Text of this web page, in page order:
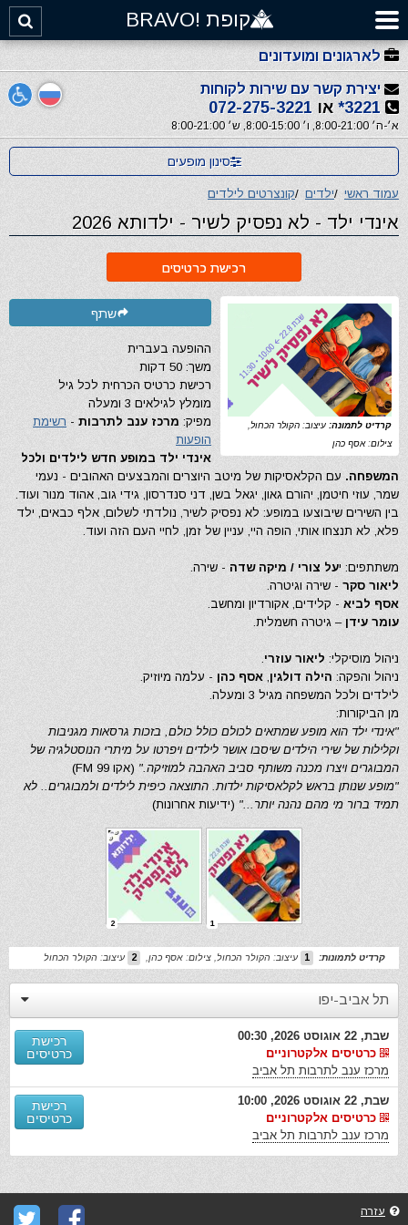
קופת !BRAVO
לארגונים ומועדונים
יצירת קשר עם שירות לקוחות
3221* או 072-275-3221
א׳-ה׳ 8:00-21:00, ו׳ 8:00-15:00, ש׳ 8:00-21:00
סינון מופעים
עמוד ראשי /ילדים /קונצרטים לילדים
אינדי ילד - לא נפסיק לשיר - ילדותא 2026
רכישת כרטיסים
קרדיט לתמונה: עיצוב: הקולר הכחול,
צילום: אסף כהן
שתף
ההופעה בעברית
משך: 50 דקות
רכישת כרטיס הכרחית לכל גיל
מומלץ לגילאים 3 ומעלה
מפיק: מרכז ענב לתרבות - רשימת
הופעות
אינדי ילד במופע חדש לילדים ולכל
המשפחה. עם הקלאסיקות של מיטב היוצרים והמבצעים האהובים - נעמי
שמר, עוזי חיטמן, יהורם גאון, יגאל בשן, דני סנדרסון, גידי גוב, אהוד מנור ועוד.
בין השירים שיבוצעו במופע: לא נפסיק לשיר, נולדתי לשלום, אלף כבאים, ילד
פלא, לא תנצחו אותי, הופה היי, עניין של זמן, לחיי העם הזה ועוד.
משתתפים: יעל צורי / מיקה שדה - שירה.
ליאור סקר - שירה וגיטרה.
אסף לביא - קלידים, אקורדיון ומחשב.
עומר עידן – גיטרה חשמלית.
ניהול מוסיקלי: ליאור עוזרי
ניהול והפקה: הילה דולגין אסף כהן - עלמה מיוזיק.
לילדים ולכל המשפחה מגיל 3 ומעלה.
מן הביקורות:
"אינדי ילד הוא מופע שמתאים לכולם כולל כולם, בזכות גרסאות מגניבות
וקלילות של שירי הילדים שיסבו אושר לילדים ויפרטו על מיתרי הנוסטלגיה של
המבוגרים ויצרו מכנה משותף סביב האהבה למוזיקה." (אקו 99 FM)
"מופע שנותן בראש לקלאסיקות ילדות. התוצאה כיפית לילדים ולמבוגרים.. לא
תמיד ברור מי מהם נהנה יותר..." (ידיעות אחרונות)
1
2
קרדיט לתמונות: 1 עיצוב: הקולר הכחול, צילום: אסף כהן 2 עיצוב: הקולר הכחול
תל אביב-יפו
שבת, 22 אוגוסט 2026, 00:30
כרטיסים אלקטרוניים
מרכז ענב לתרבות תל אביב
רכישת
כרטיסים
שבת, 22 אוגוסט 2026, 10:00
כרטיסים אלקטרוניים
מרכז ענב לתרבות תל אביב
רכישת
כרטיסים
עזרה